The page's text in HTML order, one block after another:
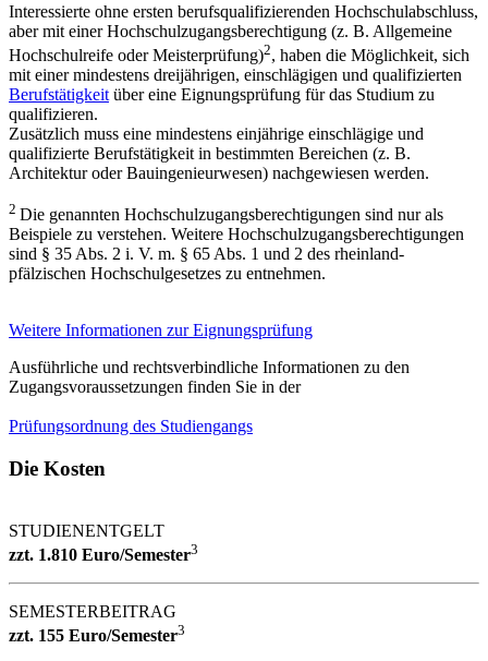
Interessierte ohne ersten berufsqualifizierenden Hochschulabschluss,
aber mit einer Hochschulzugangsberechtigung (z. B. Allgemeine
Hochschulreife oder Meisterprüfung)2, haben die Möglichkeit, sich
mit einer mindestens dreijährigen, einschlägigen und qualifizierten
Berufstätigkeit über eine Eignungsprüfung für das Studium zu
qualifizieren.
Zusätzlich muss eine mindestens einjährige einschlägige und
qualifizierte Berufstätigkeit in bestimmten Bereichen (z. B.
Architektur oder Bauingenieurwesen) nachgewiesen werden.
2 Die genannten Hochschulzugangsberechtigungen sind nur als
Beispiele zu verstehen. Weitere Hochschulzugangsberechtigungen
sind § 35 Abs. 2 i. V. m. § 65 Abs. 1 und 2 des rheinland-
pfälzischen Hochschulgesetzes zu entnehmen.
Weitere Informationen zur Eignungsprüfung
Ausführliche und rechtsverbindliche Informationen zu den
Zugangsvoraussetzungen finden Sie in der
Prüfungsordnung des Studiengangs
Die Kosten
STUDIENENTGELT
zzt. 1.810 Euro/Semester3
SEMESTERBEITRAG
zzt. 155 Euro/Semester3